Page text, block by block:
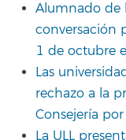
Alumnado de
conversación
1 de octubre
Las
rechazo a la
Consejería
La ULL